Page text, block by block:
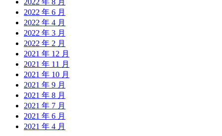
2022 年 8 月
2022 年 6 月
2022 年 4 月
2022 年 3 月
2022 年 2 月
2021 年 12 月
2021 年 11 月
2021 年 10 月
2021 年 9 月
2021 年 8 月
2021 年 7 月
2021 年 6 月
2021 年 4 月